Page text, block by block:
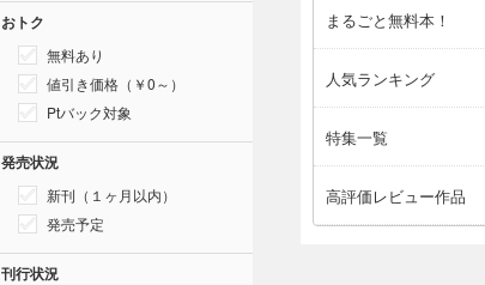
まるごと無料本！
人気ランキング
特集一覧
高評価レビュー作品
おトク
無料あり
値引き価格（￥0～）
Ptバック対象
発売状況
新刊（１ヶ月以内）
発売予定
刊行状況